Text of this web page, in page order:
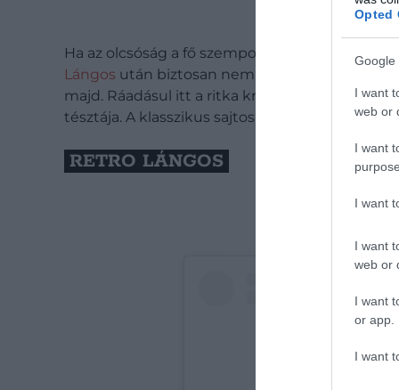
Opted
Google
I want
web or
I want
I want
I want
web or
I want
or app.
I want
Ha az olcsóság a fő szempont, akkor érdemes
Lángos után biztosan nem maradunk
majd. Ráadásul itt a ritka krumplis lángost is
tésztája. A klasszikus sajtos-tejfölös mellett
RETRO LÁNGOS